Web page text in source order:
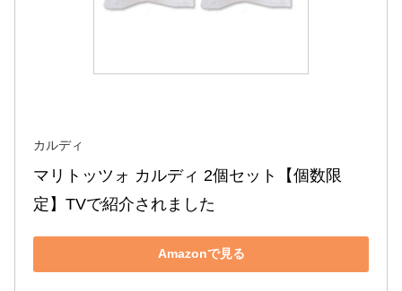
カルディ
マリトッツォ カルディ 2個セット【個数限
定】TVで紹介されました
Amazonで見る